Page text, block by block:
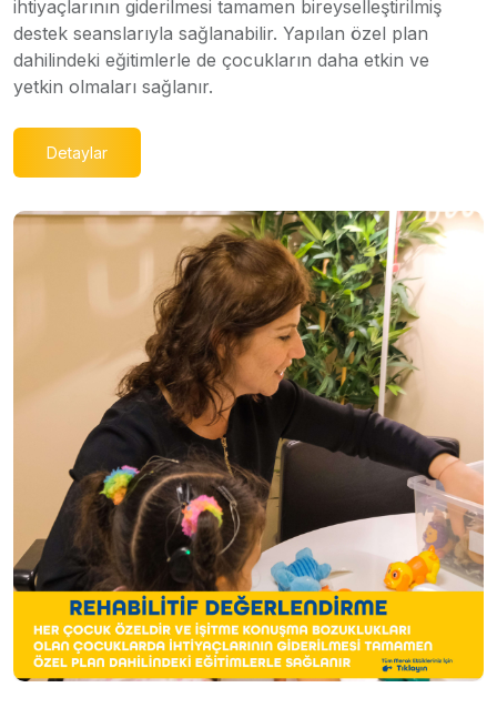
ihtiyaçlarının giderilmesi tamamen bireyselleştirilmiş
destek seanslarıyla sağlanabilir. Yapılan özel plan
dahilindeki eğitimlerle de çocukların daha etkin ve
yetkin olmaları sağlanır.
Detaylar